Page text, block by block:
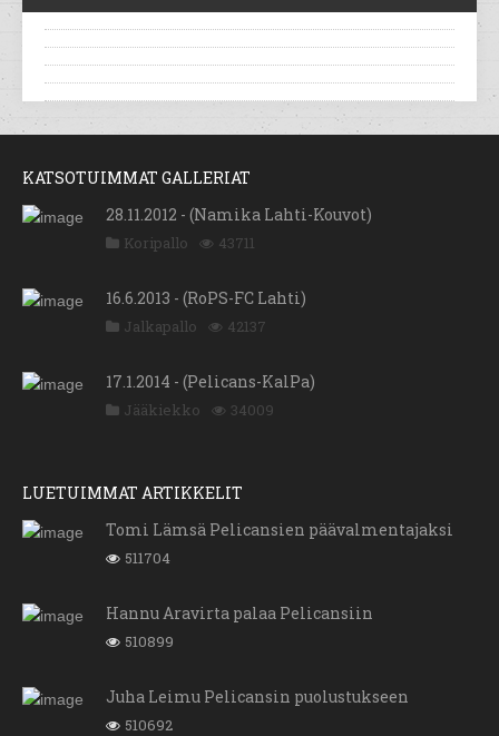
KATSOTUIMMAT GALLERIAT
28.11.2012 - (Namika Lahti-Kouvot)
Koripallo 43711
16.6.2013 - (RoPS-FC Lahti)
Jalkapallo 42137
17.1.2014 - (Pelicans-KalPa)
Jääkiekko 34009
LUETUIMMAT ARTIKKELIT
Tomi Lämsä Pelicansien päävalmentajaksi
511704
Hannu Aravirta palaa Pelicansiin
510899
Juha Leimu Pelicansin puolustukseen
510692